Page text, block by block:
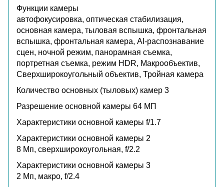
Функции камеры
автофокусировка, оптическая стабилизация,
основная камера, тыловая вспышка, фронтальная
вспышка, фронтальная камера, AI-распознавание
сцен, ночной режим, панорамная съемка,
портретная съемка, режим HDR, Макрообъектив,
Сверхширокоугольный объектив, Тройная камера
Количество основных (тыловых) камер 3
Разрешение основной камеры 64 МП
Характеристики основной камеры f/1.7
Характеристики основной камеры 2
8 Мп, сверхширокоугольная, f/2.2
Характеристики основной камеры 3
2 Мп, макро, f/2.4